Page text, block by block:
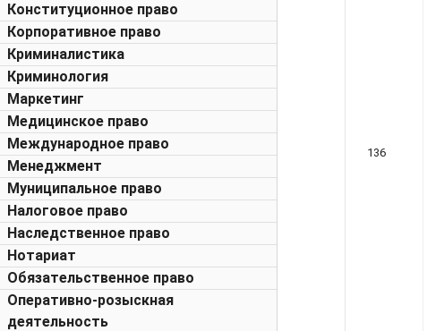
Конституционное право
Корпоративное право
Криминалистика
Криминология
Маркетинг
Медицинское право
Международное право
Менеджмент
Муниципальное право
Налоговое право
Наследственное право
Нотариат
Обязательственное право
Оперативно-розыскная
деятельность
136